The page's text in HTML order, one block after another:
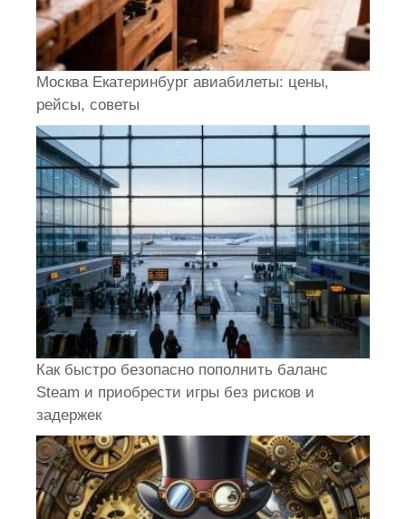
Москва Екатеринбург авиабилеты: цены,
рейсы, советы
Как быстро безопасно пополнить баланс
Steam и приобрести игры без рисков и
задержек